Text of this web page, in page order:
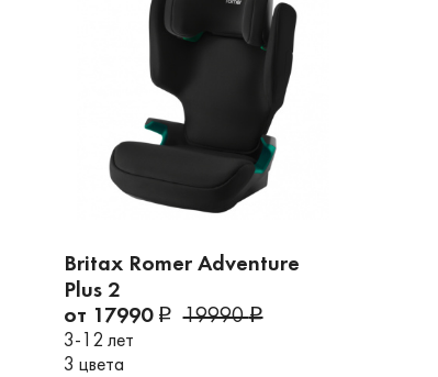
Britax Romer Adventure
Plus 2
от 17990
19990
3-12 лет
3 цвета